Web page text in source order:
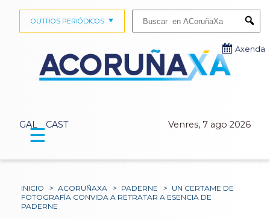
GAL CAST Venres, 7 ago 2026
OUTROS PERIÓDICOS
Axenda
☰
INICIO > ACORUÑAXA > PADERNE > UN CERTAME DE
FOTOGRAFÍA CONVIDA A RETRATAR A ESENCIA DE
PADERNE